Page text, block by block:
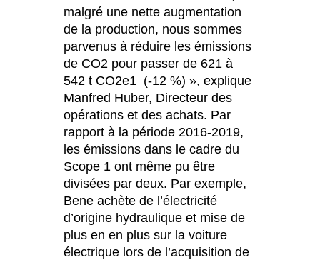
malgré une nette augmentation
de la production, nous sommes
parvenus à réduire les émissions
de CO2 pour passer de 621 à
542 t CO2e1 (-12 %) », explique
Manfred Huber, Directeur des
opérations et des achats. Par
rapport à la période 2016-2019,
les émissions dans le cadre du
Scope 1 ont même pu être
divisées par deux. Par exemple,
Bene achète de l’électricité
d’origine hydraulique et mise de
plus en en plus sur la voiture
électrique lors de l’acquisition de